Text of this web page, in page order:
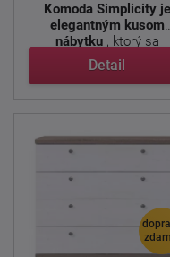
Komoda Simplicity je
elegantným kusom
nábytku, ktorý sa
vyznačuje ...
Detail